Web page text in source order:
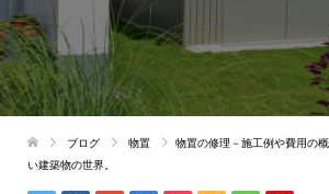
ブログ 物置
物置の修理－施工例や費用の
い建築物の世界。